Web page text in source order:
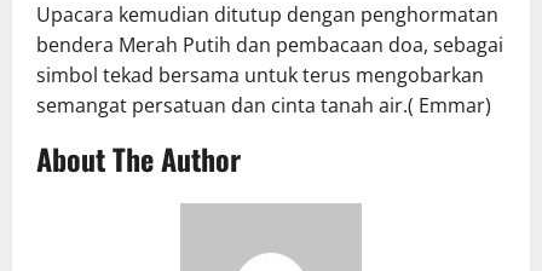
Upacara kemudian ditutup dengan penghormatan
bendera Merah Putih dan pembacaan doa, sebagai
simbol tekad bersama untuk terus mengobarkan
semangat persatuan dan cinta tanah air.( Emmar)
About The Author